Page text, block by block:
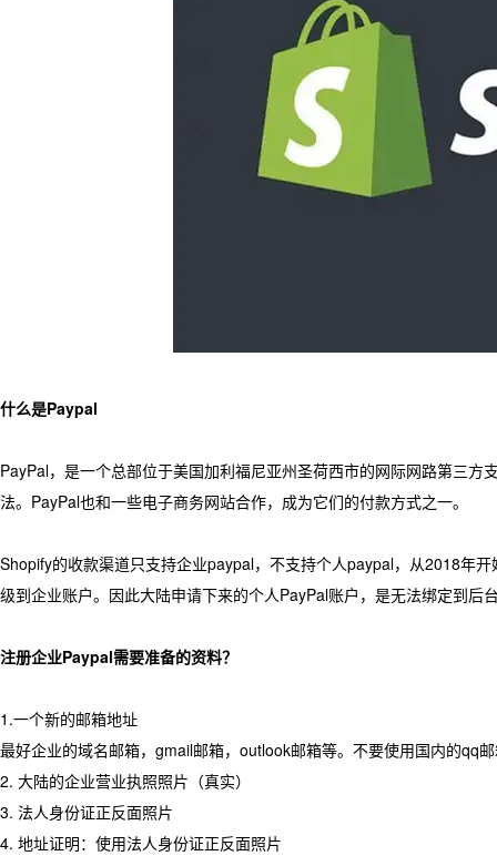
什么是Paypal
PayPal，是一个总部位于美国加利福尼亚州圣荷西市的网际网路第三
法。PayPal也和一些电子商务网站合作，成为它们的付款方式之一。
Shopify的收款渠道只支持企业paypal，不支持个人paypal，从2018年
级到企业账户。因此大陆申请下来的个人PayPal账户，是无法绑定到后
注册企业Paypal需要准备的资料？
1.一个新的邮箱地址
最好企业的域名邮箱，gmail邮箱，outlook邮箱等。不要使用国内的qq
2. 大陆的企业营业执照照片（真实）
3. 法人身份证正反面照片
4. 地址证明：使用法人身份证正反面照片